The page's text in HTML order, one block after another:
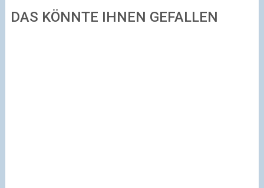
DAS KÖNNTE IHNEN GEFALLEN